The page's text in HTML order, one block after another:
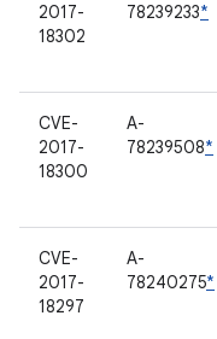
2017-
18302
78239233*
CVE-
2017-
18300
A-
78239508*
CVE-
2017-
18297
A-
78240275*